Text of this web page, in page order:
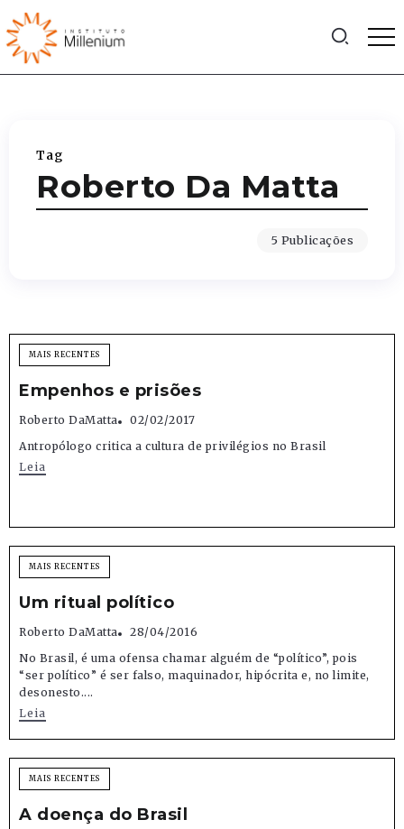
Tag
Roberto Da Matta
5 Publicações
MAIS RECENTES
Empenhos e prisões
Roberto DaMatta
02/02/2017
Antropólogo critica a cultura de privilégios no Brasil
Leia
MAIS RECENTES
Um ritual político
Roberto DaMatta
28/04/2016
No Brasil, é uma ofensa chamar alguém de “político”, pois
“ser político” é ser falso, maquinador, hipócrita e, no limite,
desonesto....
Leia
MAIS RECENTES
A doença do Brasil